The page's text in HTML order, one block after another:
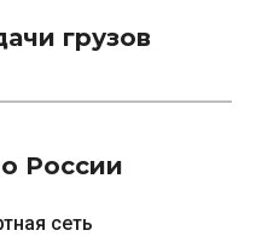
грузов
России
сеть